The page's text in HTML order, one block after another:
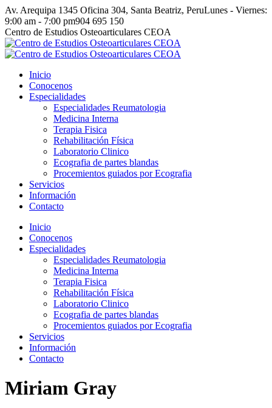
Skip
to
content
Av. Arequipa 1345 Oficina 304, Santa Beatriz, PeruLunes - Viernes:
9:00 am - 7:00 pm904 695 150
Facebook
page
opens
new
window
Linkedin
page
opens
new
window
YouTube
page
opens
new
window
Centro de Estudios Osteoarticulares CEOA
Inicio
Conocenos
Especialidades
Especialidades Reumatologia
Medicina Interna
Terapia Fisica
Rehabilitación Física
Laboratorio Clinico
Ecografia de partes blandas
Procemientos guiados por Ecografia
Servicios
Información
Contacto
Inicio
Conocenos
Especialidades
Especialidades Reumatologia
Medicina Interna
Terapia Fisica
Rehabilitación Física
Laboratorio Clinico
Ecografia de partes blandas
Procemientos guiados por Ecografia
Servicios
Información
Contacto
Miriam Gray